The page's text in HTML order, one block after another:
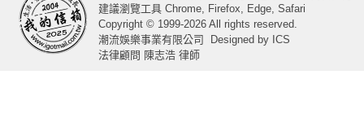
建議瀏覽工具 Chrome, Firefox, Edge, Safari
Copyright © 1999-2026 All rights reserved.
潮流娛樂事業有限公司
Designed by ICS
法律顧問 陳志浩 律師